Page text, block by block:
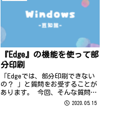
『Edge』の機能を使って部
分印刷
「Edgeでは、部分印刷できない
の？ 」と質問をお受することが
あります。 今回、そんな質問に
お応えしてEdgeの機能 を使って
2020.05.15